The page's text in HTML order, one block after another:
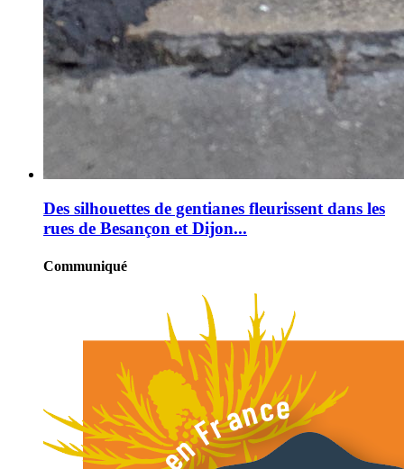
Des silhouettes de gentianes fleurissent dans les
rues de Besançon et Dijon...
Communiqué